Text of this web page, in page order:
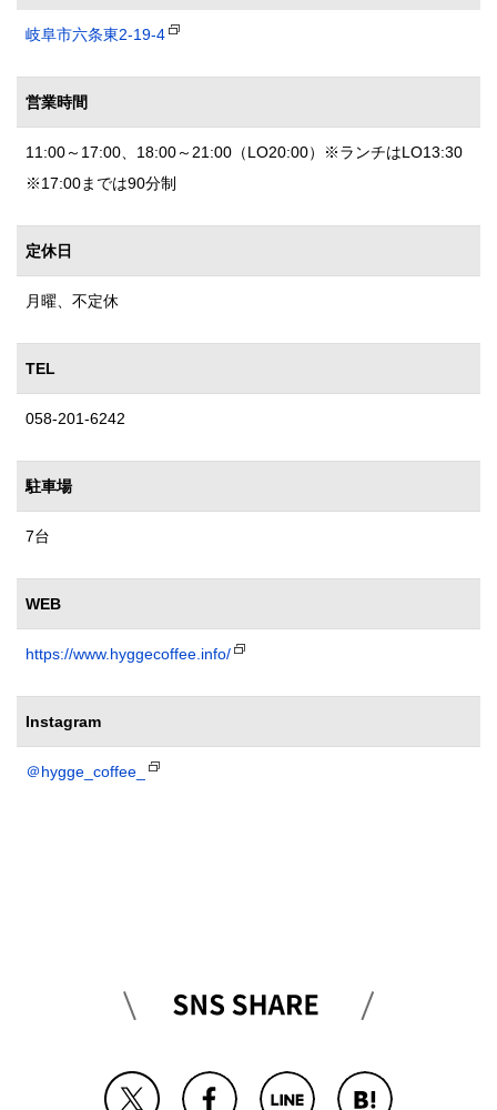
岐阜市六条東2-19-4
営業時間
11:00～17:00、18:00～21:00（LO20:00）※ランチはLO13:30
※17:00までは90分制
定休日
月曜、不定休
TEL
058-201-6242
駐車場
7台
WEB
https://www.hyggecoffee.info/
Instagram
＠hygge_coffee_